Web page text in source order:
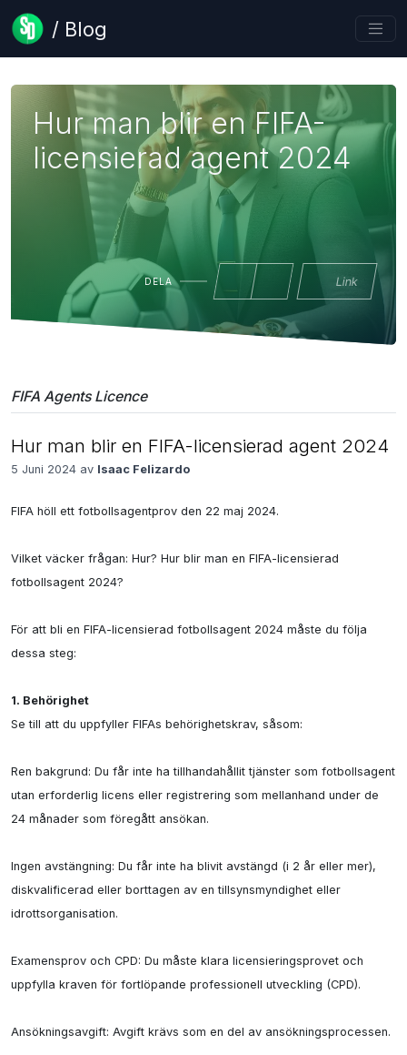
/ Blog
Hur man blir en FIFA-
licensierad agent 2024
DELA Link
FIFA Agents Licence
Hur man blir en FIFA-licensierad agent 2024
5 Juni 2024 av Isaac Felizardo
FIFA höll ett fotbollsagentprov den 22 maj 2024.
Vilket väcker frågan: Hur? Hur blir man en FIFA-licensierad
fotbollsagent 2024?
För att bli en FIFA-licensierad fotbollsagent 2024 måste du följa
dessa steg:
1. Behörighet
Se till att du uppfyller FIFAs behörighetskrav, såsom:
Ren bakgrund: Du får inte ha tillhandahållit tjänster som fotbollsagent
utan erforderlig licens eller registrering som mellanhand under de
24 månader som föregått ansökan.
Ingen avstängning: Du får inte ha blivit avstängd (i 2 år eller mer),
diskvalificerad eller borttagen av en tillsynsmyndighet eller
idrottsorganisation.
Examensprov och CPD: Du måste klara licensieringsprovet och
uppfylla kraven för fortlöpande professionell utveckling (CPD).
Ansökningsavgift: Avgift krävs som en del av ansökningsprocessen.